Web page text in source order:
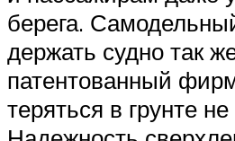
берега.
держать судно так
патентованный
теряться в грунте